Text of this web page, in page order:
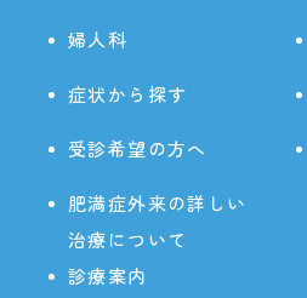
婦人科
症状から探す
受診希望の方へ
肥満症外来の詳しい
治療について
診療案内